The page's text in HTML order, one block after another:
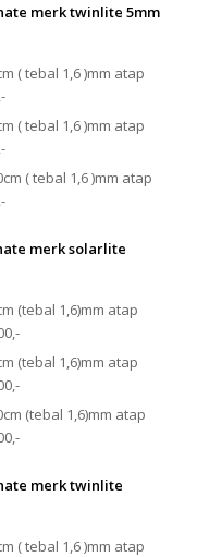
merk twinlite 5mm
( tebal 1,6 )mm atap
( tebal 1,6 )mm atap
( tebal 1,6 )mm atap
merk solarlite
(tebal 1,6)mm atap
(tebal 1,6)mm atap
(tebal 1,6)mm atap
merk twinlite
( tebal 1,6 )mm atap